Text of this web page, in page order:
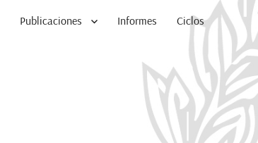
Publicaciones Informes Ciclos